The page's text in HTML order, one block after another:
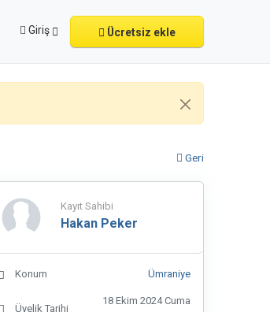
Giriş Ücretsiz ekle
Geri
Kayıt Sahibi
Hakan Peker
Konum Ümraniye
Üyelik Tarihi
18 Ekim 2024 Cuma